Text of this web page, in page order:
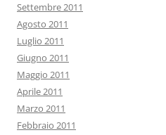
Settembre 2011
Agosto 2011
Luglio 2011
Giugno 2011
Maggio 2011
Aprile 2011
Marzo 2011
Febbraio 2011